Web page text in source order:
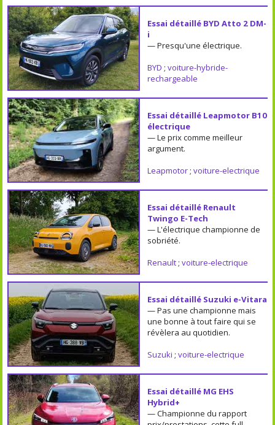
Essai détaillé BYD Atto 2 DM-
i
— Presqu'une électrique.
BYD ; voiture-hybride-
rechargeable
Essai détaillé Leapmotor B10
électrique
— Le prix comme meilleur
argument.
Leapmotor; voiture-electrique
Essai détaillé Renault
Twingo E-Tech
— L'électrique championne de
sobriété.
Renault; voiture-electrique
Essai détaillé Suzuki e-Vitara
— Pas une championne mais
une bonne à tout faire qui se
révèlera au quotidien.
Suzuki ; voiture-electrique
Essai détaillé MG EHS
Hybrid+
— Championne du rapport